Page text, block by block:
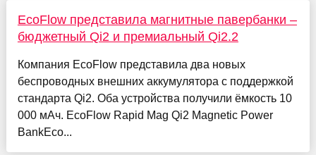
EcoFlow представила магнитные павербанки –
бюджетный Qi2 и премиальный Qi2.2
Компания EcoFlow представила два новых
беспроводных внешних аккумулятора с поддержкой
стандарта Qi2. Оба устройства получили ёмкость 10
000 мАч. EcoFlow Rapid Mag Qi2 Magnetic Power
BankEco...